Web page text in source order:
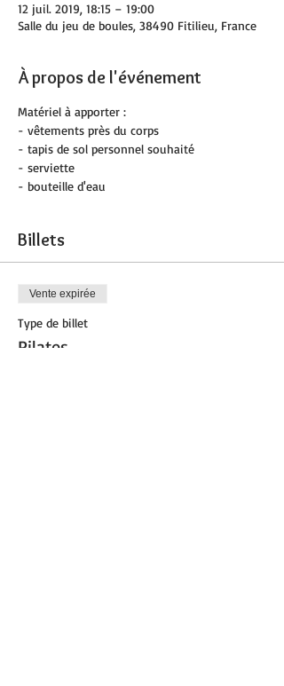
12 juil. 2019, 18:15 – 19:00
Salle du jeu de boules, 38490 Fitilieu, France
À propos de l'événement
Matériel à apporter :
- vêtements près du corps
- tapis de sol personnel souhaité
- serviette
- bouteille d'eau
Billets
Vente expirée
Type de billet
Pilates